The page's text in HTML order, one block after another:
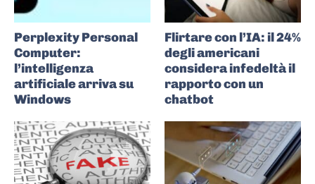
Perplexity Personal
Computer:
l’intelligenza
artificiale arriva su
Windows
Flirtare con l’IA: il 24%
degli americani
considera infedeltà il
rapporto con un
chatbot